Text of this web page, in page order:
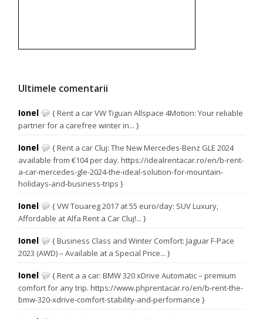
Ultimele comentarii
Ionel
{ Rent a car VW Tiguan Allspace 4Motion: Your reliable
partner for a carefree winter in... }
Ionel
{ Rent a car Cluj: The New Mercedes-Benz GLE 2024
available from €104 per day. https://idealrentacar.ro/en/b-rent-
a-car-mercedes-gle-2024-the-ideal-solution-for-mountain-
holidays-and-business-trips }
Ionel
{ VW Touareg 2017 at 55 euro/day: SUV Luxury,
Affordable at Alfa Rent a Car Cluj!... }
Ionel
{ Business Class and Winter Comfort: Jaguar F-Pace
2023 (AWD) – Available at a Special Price... }
Ionel
{ Rent a a car: BMW 320 xDrive Automatic – premium
comfort for any trip. https://www.phprentacar.ro/en/b-rent-the-
bmw-320-xdrive-comfort-stability-and-performance }